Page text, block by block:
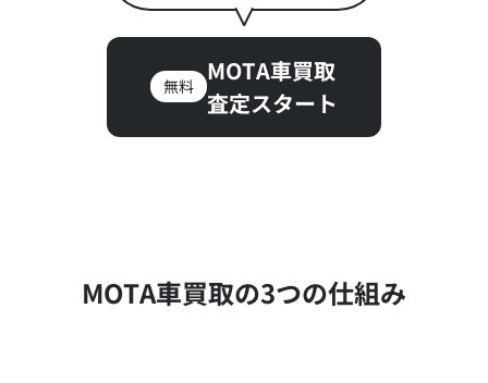
無料
MOTA車買取
査定スタート
MOTA車買取の3つの仕組み